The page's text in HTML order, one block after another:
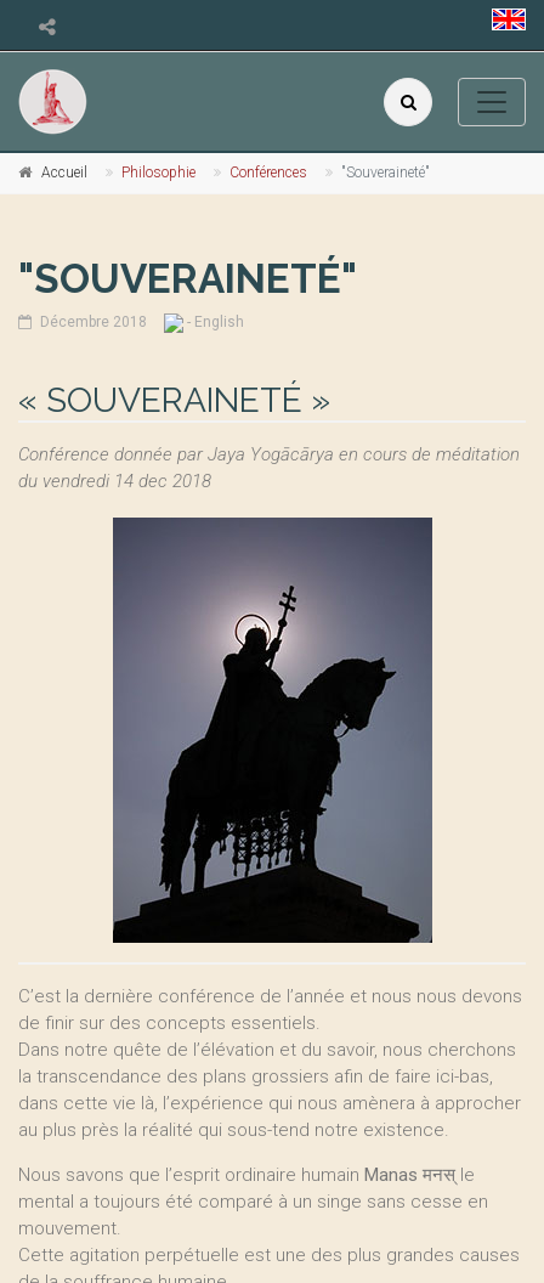
Accueil Philosophie Conférences "Souveraineté"
"SOUVERAINETÉ"
Décembre 2018 - English
« SOUVERAINETÉ »
Conférence donnée par Jaya Yogācārya en cours de méditation
du vendredi 14 dec 2018
C’est la dernière conférence de l’année et nous nous devons
de finir sur des concepts essentiels.
Dans notre quête de l’élévation et du savoir, nous cherchons
la transcendance des plans grossiers afin de faire ici-bas,
dans cette vie là, l’expérience qui nous amènera à approcher
au plus près la réalité qui sous-tend notre existence.
Nous savons que l’esprit ordinaire humain Manas मनस् le
mental a toujours été comparé à un singe sans cesse en
mouvement.
Cette agitation perpétuelle est une des plus grandes causes